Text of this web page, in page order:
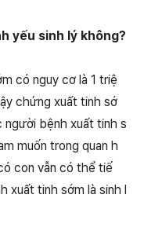
yếu sinh lý không?
có nguy cơ là 1 triệ
chứng xuất tinh sớ
người bệnh xuất tinh s
muốn trong quan h
con vẫn có thể tiế
xuất tinh sớm là sinh l